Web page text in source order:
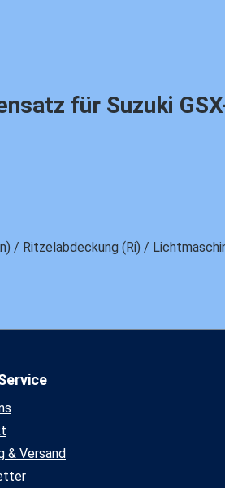
für Suzuki
/ Ritzelabdeckung (Ri) /
& Versand